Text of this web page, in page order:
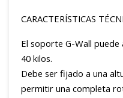
CARACTERÍSTICAS
El soporte G-Wall
40 kilos.
Debe ser fijado a una
permitir una completa